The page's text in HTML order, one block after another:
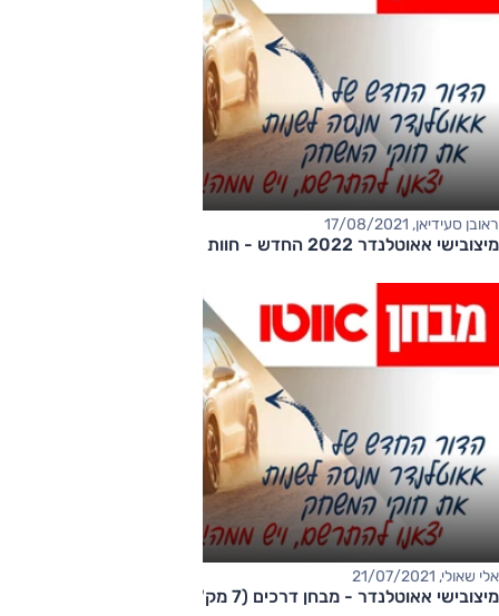
ראובן סעידיאן, 17/08/2021
מיצובישי אאוטלנדר 2022 החדש - חוות דעת
אלי שאולי, 21/07/2021
מיצובישי אאוטלנדר - מבחן דרכים (7 מק')